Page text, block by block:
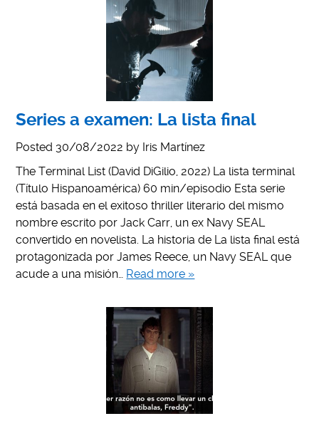
Series a examen: La lista final
Posted 30/08/2022 by Iris Martínez
The Terminal List (David DiGilio, 2022) La lista terminal
(Título Hispanoamérica) 60 min/episodio Esta serie
está basada en el exitoso thriller literario del mismo
nombre escrito por Jack Carr, un ex Navy SEAL
convertido en novelista. La historia de La lista final está
protagonizada por James Reece, un Navy SEAL que
acude a una misión… Read more »